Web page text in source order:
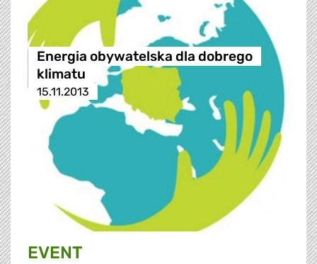
Energia obywatelska dla dobrego
klimatu
15.11.2013
EVENT